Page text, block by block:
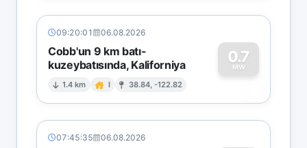
09:20:01 06.08.2026
Cobb'un 9 km batı-
kuzeybatısında, Kaliforniya
1.4 km I 38.84, -122.82
0.7
MW
0
07:45:35 06.08.2026